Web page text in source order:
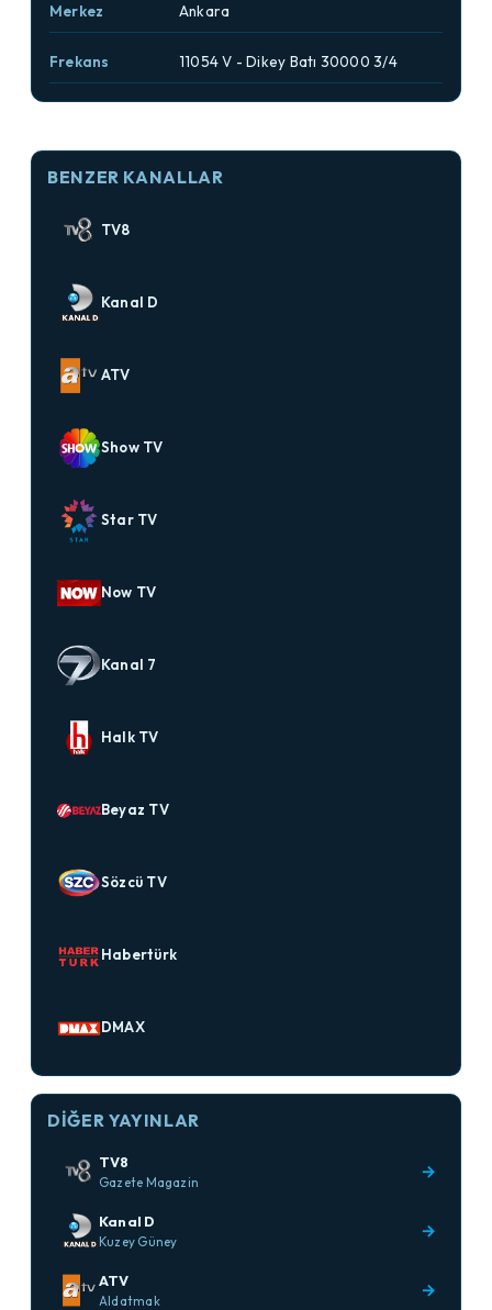
Merkez Ankara
Frekans 11054 V - Dikey Batı 30000 3/4
BENZER KANALLAR
TV8
Kanal D
ATV
Show TV
Star TV
Now TV
Kanal 7
Halk TV
Beyaz TV
Sözcü TV
Habertürk
DMAX
DIĞER YAYINLAR
TV8
Gazete Magazin
→
Kanal D
Kuzey Güney
→
ATV
Aldatmak
→